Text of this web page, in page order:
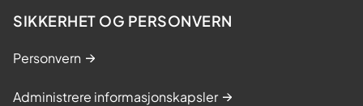
SIKKERHET OG PERSONVERN
Personvern
Administrere informasjonskapsler